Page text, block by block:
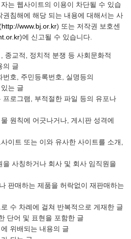
는 웹사이트의 이용이 차단될 수 있습
침해에 해당 되는 내용에 대해서는 사
http://www.bj.or.kr) 또는 저작권 보호센
)에 신고될 수 있습니다.
종교적, 정치적 분쟁 등 사회문화적
의 글
번호, 주민등록번호, 실명등의
는 글
프로그램, 부적절한 파일 등의 유포나
원칙에 어긋나거나, 게시판 성격에
이트 또는 이와 유사한 사이트를 소개,
을 사칭하거나 회사 및 회사 임직원을
판매하는 제품을 허락없이 재판매하는
수 차례에 걸쳐 반복적으로 게재한 글
단어 및 표현을 포함한 글
위배되는 내용의 글